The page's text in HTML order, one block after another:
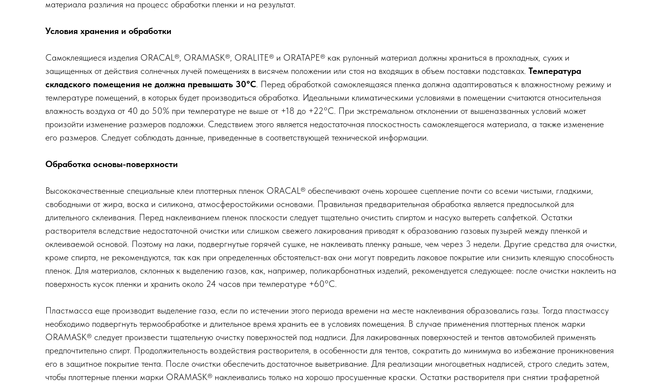
материала различия на процесс обработки пленки и на результат.
Условия хранения и обработки
Самоклеящиеся изделия ORACAL®, ORAMASK®, ORALITE® и ORATAPE® как рулонный материал должны храниться в прохладных, сухих и
защищенных от действия солнечных лучей помещениях в висячем положении или стоя на входящих в объем поставки подставках. Температура
складского помещения не должна превышать 30°C . Перед обработкой самоклеящаяся пленка должна адаптироваться к влажностному режиму и
температуре помещений, в которых будет производиться обработка. Идеальными климатическими условиями в помещении считаются относительная
влажность воздуха от 40 до 50% при температуре не выше от +18 до +22°С. При экстремальном отклонении от вышеназванных условий может
произойти изменение размеров подложки. Следствием этого является недостаточная плоскостность самоклеящегося материала, а также изменение
его размеров. Следует соблюдать данные, приведенные в соответствующей технической информации.
Обработка основы-поверхности
Высококачественные специальные клеи плоттерных пленок ORACAL® обеспечивают очень хорошее сцепление почти со всеми чистыми, гладкими,
свободными от жира, воска и силикона, атмосферостойкими основами. Правильная предварительная обработка является предпосылкой для
длительного склеивания. Перед наклеиванием пленок плоскости следует тщательно очистить спиртом и насухо вытереть салфеткой. Остатки
растворителя вследствие недостаточной очистки или слишком свежего лакирования приводят к образованию газовых пузырей между пленкой и
оклеиваемой основой. Поэтому на лаки, подвергнутые горячей сушке, не наклеивать пленку раньше, чем через 3 недели. Другие средства для очистки,
кроме спирта, не рекомендуются, так как при определенных обстоятельст-вах они могут повредить лаковое покрытие или снизить клеящую способность
пленок. Для материалов, склонных к выделению газов, как, например, поликарбонатных изделий, рекомендуется следующее: после очистки наклеить на
поверхность кусок пленки и хранить около 24 часов при температуре +60°C.
Пластмасса еще производит выделение газа, если по истечении этого периода времени на месте наклеивания образовались газы. Тогда пластмассу
необходимо подвергнуть термообработке и длительное время хранить ее в условиях помещения. В случае применения плоттерных пленок марки
ORAMASK® следует произвести тщательную очистку поверхностей под надписи. Для лакированных поверхностей и тентов автомобилей применять
предпочтительно спирт. Продолжительность воздействия растворителя, в особенности для тентов, сократить до минимума во избежание проникновения
его в защитное покрытие тента. После очистки обеспечить достаточное выветривание. Для реализации многоцветных надписей, строго следить затем,
чтобы плоттерные пленки марки ORAMASK® наклеивались только на хорошо просушенные краски. Остатки растворителя при снятии трафаретной